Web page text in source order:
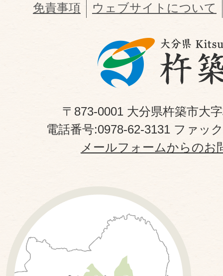
免責事項
ウェブサイトについて
〒873-0001 大分県杵築市大
電話番号:0978-62-3131 ファッ
メールフォームからのお